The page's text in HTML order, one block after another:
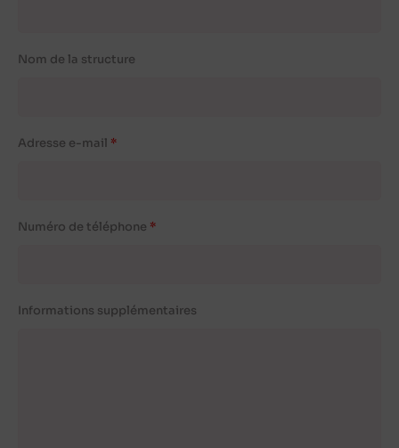
Nom de la structure
Adresse e-mail
Numéro de téléphone
Informations supplémentaires